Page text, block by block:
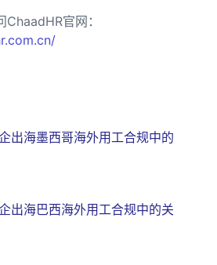
官网：
出海墨西哥海外用工合规中的
出海巴西海外用工合规中的关